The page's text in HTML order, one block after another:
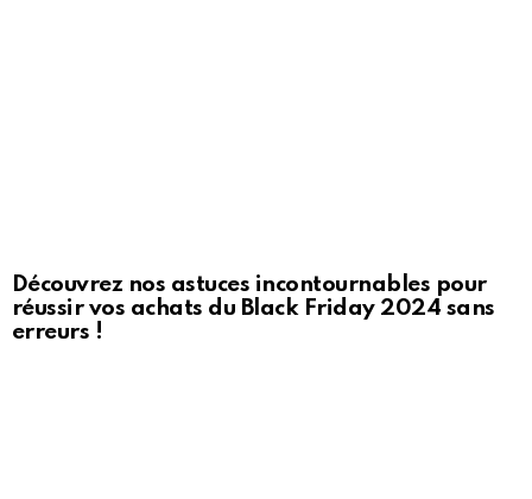
Découvrez nos astuces incontournables pour
réussir vos achats du Black Friday 2024 sans
erreurs !